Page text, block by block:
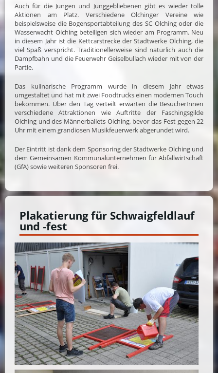
Auch für die Jungen und Junggebliebenen gibt es wieder tolle
Aktionen am Platz. Verschiedene Olchinger Vereine wie
beispielsweise die Bogensportabteilung des SC Olching oder die
Wasserwacht Olching beteiligen sich wieder am Programm. Neu
in diesem Jahr ist die Kettcarstrecke der Stadtwerke Olching, die
viel Spaß verspricht. Traditionellerweise sind natürlich auch die
Dampfbahn und die Feuerwehr Geiselbullach wieder mit von der
Partie.
Das kulinarische Programm wurde in diesem Jahr etwas
umgestaltet und hat mit zwei Foodtrucks einen modernen Touch
bekommen. Über den Tag verteilt erwarten die BesucherInnen
verschiedene Attraktionen wie Auftritte der Faschingsgilde
Olching und des Männerballets Olching, bevor das Fest gegen 22
Uhr mit einem grandiosen Musikfeuerwerk abgerundet wird.
Der Eintritt ist dank dem Sponsoring der Stadtwerke Olching und
dem Gemeinsamen Kommunalunternehmen für Abfallwirtschaft
(GfA) sowie weiteren Sponsoren frei.
Plakatierung für Schwaigfeldlauf
und -fest